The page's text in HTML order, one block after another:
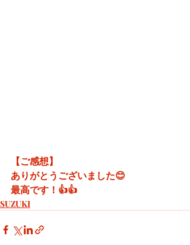
【ご感想】
ありがとうございました😊
最高です！👍👍
SUZUKI